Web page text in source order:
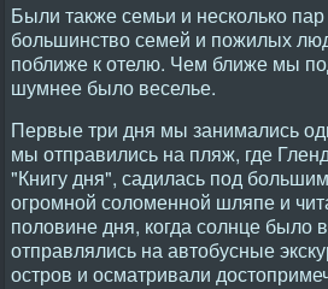
Были также семьи и несколько
большинство семей и пожилых
поближе к отелю. Чем ближе мы
шумнее было веселье.
Первые три дня мы занимались
мы отправились на пляж, где
"Книгу дня", садилась под
огромной соломенной шляпе и
половине дня, когда солнце было
отправлялись на автобусные
остров и осматривали